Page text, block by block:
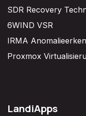
SDR Recovery
6WIND VSR
IRMA
Proxmox
LandiApps